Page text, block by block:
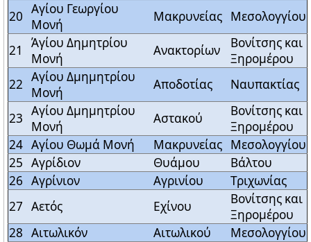
20 Αγίου Γεωργίου
Μονή
Μακρυνείας Μεσολογγίου
21
Άγίου Δημητρίου
Μονή
Ανακτορίων
Βονίτσης και
Ξηρομέρου
22 Αγίου Δμημητρίου
Μονή
Αποδοτίας Ναυπακτίας
23 Αγίου Δμημητρίου
Μονή
Αστακού
Βονίτσης και
Ξηρομέρου
24 Αγίου Θωμά Μονή Μακρυνείας Μεσολογγίου
25 Αγρίδιον Θυάμου
Βάλτου
26 Αγρίνιον Αγρινίου
Τριχωνίας
27 Αετός Εχίνου
Βονίτσης και
Ξηρομέρου
28 Αιτωλικόν Αιτωλικού
Μεσολογγίου